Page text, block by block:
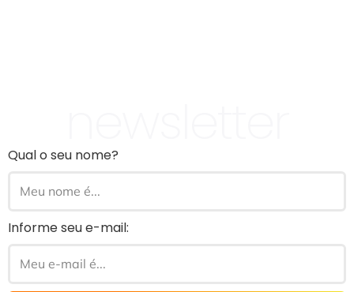
Qual o seu nome?
Informe seu e-mail: